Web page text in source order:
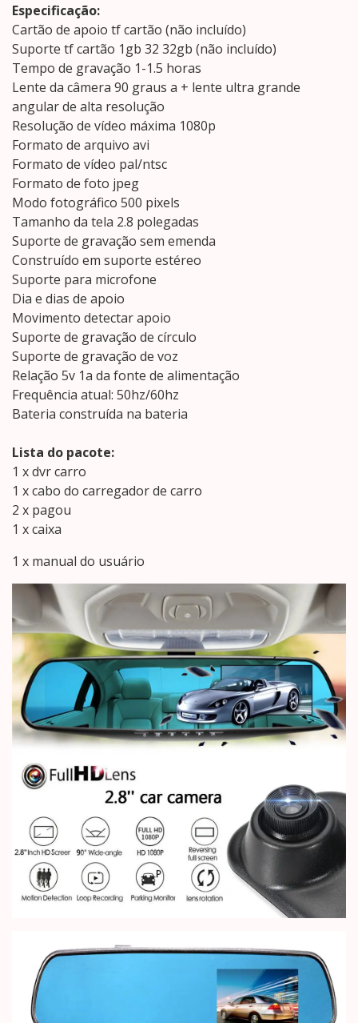
Especificação:
Cartão de apoio tf cartão (não incluído)
Suporte tf cartão 1gb 32 32gb (não incluído)
Tempo de gravação 1-1.5 horas
Lente da câmera 90 graus a + lente ultra grande
angular de alta resolução
Resolução de vídeo máxima 1080p
Formato de arquivo avi
Formato de vídeo pal/ntsc
Formato de foto jpeg
Modo fotográfico 500 pixels
Tamanho da tela 2.8 polegadas
Suporte de gravação sem emenda
Construído em suporte estéreo
Suporte para microfone
Dia e dias de apoio
Movimento detectar apoio
Suporte de gravação de círculo
Suporte de gravação de voz
Relação 5v 1a da fonte de alimentação
Frequência atual: 50hz/60hz
Bateria construída na bateria
Lista do pacote:
1 x dvr carro
1 x cabo do carregador de carro
2 x pagou
1 x caixa
1 x manual do usuário